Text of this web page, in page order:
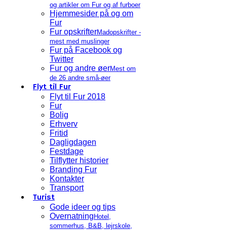
og artikler om Fur og af furboer
Hjemmesider på og om
Fur
Fur opskrifterMadopskrifter -
mest med muslinger
Fur på Facebook og
Twitter
Fur og andre øerMest om
de 26 andre små-øer
Flyt til Fur
Flyt til Fur 2018
Fur
Bolig
Erhverv
Fritid
Dagligdagen
Festdage
Tilflytter historier
Branding Fur
Kontakter
Transport
Turist
Gode ideer og tips
Overnatning Hotel,
sommerhus, B&B, lejrskole,